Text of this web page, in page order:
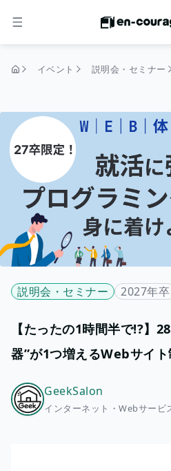
メニュー
イベント 説明会・セミナー
説明会・セミナー 2027年卒
【たったの1時間半で!?】
器”が1つ増えるWebサイ
GeekSalon
インターネット・Webサービ